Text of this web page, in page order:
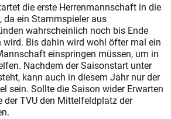
die erste Herrenmannschaft in die
da ein Stammspieler aus
wahrscheinlich noch bis Ende
Bis dahin wird wohl öfter mal ein
einspringen müssen, um in
Nachdem der Saisonstart unter
kann auch in diesem Jahr nur der
sein. Sollte die Saison wider Erwarten
der TVU den Mittelfeldplatz der